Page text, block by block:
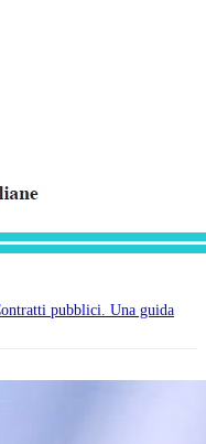
pubblici. Una guida